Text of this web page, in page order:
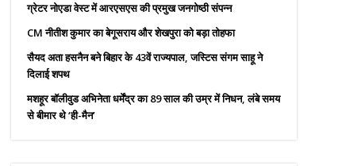
ग्रेटर नोएडा वेस्ट में आरएसएस की प्रमुख जनगोष्ठी संपन्न
CM नीतीश कुमार का बेगूसराय और शेखपुरा को बड़ा तोहफा
सैयद अता हसनैन बने बिहार के 43वें राज्यपाल, जस्टिस संगम साहू ने
दिलाई शपथ
मशहूर बॉलीवुड अभिनेता धर्मेंद्र का 89 साल की उम्र में निधन, लंबे समय
से बीमार थे ‘ही-मैन’